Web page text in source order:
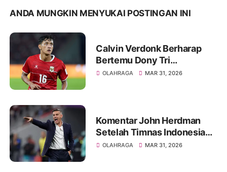
ANDA MUNGKIN MENYUKAI POSTINGAN INI
Calvin Verdonk Berharap
Bertemu Dony Tri
Pamungkas di Eropa
OLAHRAGA MAR 31, 2026
Komentar John Herdman
Setelah Timnas Indonesia
Kalah Tipis dari Bulgaria
OLAHRAGA MAR 31, 2026